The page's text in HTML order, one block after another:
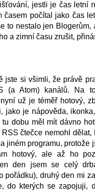
jestli je čas letní
časem počítal jako čas
to nestalo jen Blogerům,
a zimní času zrušit,
jste si všimli, že právě
(a Atom) kanálů. Na
už je téměř hotový,
jako je nápověda,
dobu měl mít dávno
čtečce nemohl dělat,
jiném programu, protože
hotový, ale až ho
den jsem se celý
pořádku), druhý den mi
do kterých se zapojuji,